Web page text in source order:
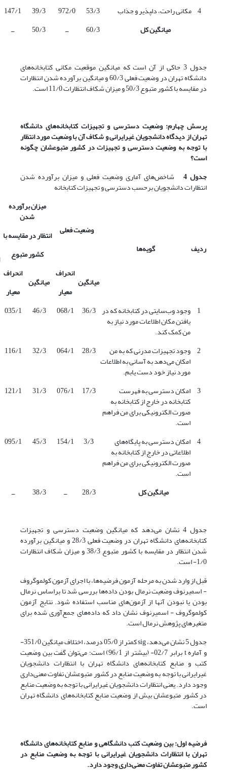
4 مکانی راحت، دلپذیر و جذاب 53/3
972/0
39/3
147/1
میانگین کل
60/3 ــ 50/3 ــ
جدول 3 حاکی از آن است که میانگین موقعیت مکانی کتابخانه‌های
دانشگاه تهران در وضعیت فعلی 60/3 و میانگین برآورده شدن انتظارات
در مقایسه با کشور متبوع 50/3 و میزان شکاف انتظارات 11/0 است.
پرسش چهارم:وضعیت دسترسی و تجهیزات کتابخانه‌های دانشگاه
تهران از دیدگاه دانشجویان غیرایرانی و شکاف آن با وضعیت مورد انتظار
با توجه به وضعیت دسترسی و تجهیزات در کشور متبوعشان چگونه
است؟
جدول 4
شاخص‌های آماری وضعیت فعلی و میزان برآورده شدن
انتظارات دانشجویان برحسب دسترسی و تجهیزات کتابخانه
ردیف گویه‌ها
وضعیت فعلی
میزان برآورده
شدن
انتظار در مقایسه با
کشور متبوع
میانگین
انحراف
معیار
میانگین
انحراف
معیار
1 وجود وب‌سایتی در کتابخانه که در
یافتن مکان اطلاعات مورد نیاز به
من کمک کند.
36/3
068/1
46/3
035/1
2 وجود تجهیزات مدرنی که به من
امکان می‌دهد به آسانی به اطلاعات
مورد نیاز خود دست یابم.
28/3
064/1
32/3
116/1
3 امکان دسترسی به فهرست
کتابخانه در خارج از کتابخانه به
صورت الکترونیکی برای من فراهم
است.
17/3
076/1
31/3
121/1
4 امکان دسترسی به پایگاه‌های
اطلاعاتی در خارج از کتابخانه به
صورت الکترونیکی برای من فراهم
است.
3/3
154/1
45/3
095/1
میانگین کل 28/3 ــ 38/3 ــ
جدول 4 نشان می‌دهد که میانگین وضعیت دسترسی و تجهیزات
کتابخانه‌های دانشگاه تهران در وضعیت فعلی 28/3 و میانگین برآورده
شدن انتظار در مقایسه با کشور متبوع 38/3 و میزان شکاف انتظارات
1/0- است.
قبل از وارد شدن به مرحله آزمون فرضیه‌ها، با اجرای آزمون کولموگروف
- اسمیرنوف وضعیت نرمال بودن داده‌ها بررسی شد تا براساس نرمال
بودن یا نبودن آنها از آزمون‌های مناسب استفاده شود. نتایج آزمون
کولموگروف - اسمیرنوف نشان داد که داده‌های جمع‌آوری شده برای
متغیرهای پژوهش نرمال است.
جدول 5 نشان می‌دهد، sig کمتر از 05/0 درصد، اختلاف میانگین 351/0-
و آماره t برابر 02/7- (بیشتر از 96/1) است؛ می‌توان گفت بین وضعیت
کتب و منابع کتابخانه‌های دانشگاه تهران با انتظارات دانشجویان
غیرایرانی با توجه به وضعیت منابع در کشور متبوعشان تفاوت معنی‌داری
وجود دارد. یعنی انتظارات دانشجویان غیرایرانی با توجه به وضعیت منابع
در کشور متبوعشان بیش‌ از وضعیت منابع کتابخانه‌های دانشگاه تهران
است.
فرضیه اول: بین وضعیت کتب دانشگاهی و منابع کتابخانه‌های دانشگاه
تهران با انتظارات دانشجویان غیرایرانی با توجه به وضعیت منابع در
کشور متبوعشان تفاوت معنی‌داری وجود دارد.